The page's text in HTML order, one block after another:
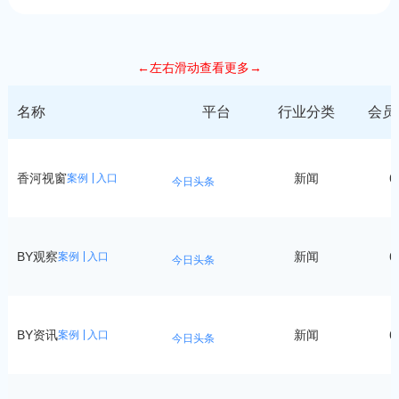
←左右滑动查看更多→
名称 平台 行业分类 会
香河视窗案例 入口 今日头条 新闻
BY观察案例 入口 今日头条 新闻
BY资讯案例 入口 今日头条 新闻